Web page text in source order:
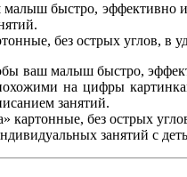
быстро, эффективно и
без острых углов, в
малыш быстро,
на цифры
занятий.
картонные, без острых
занятий с